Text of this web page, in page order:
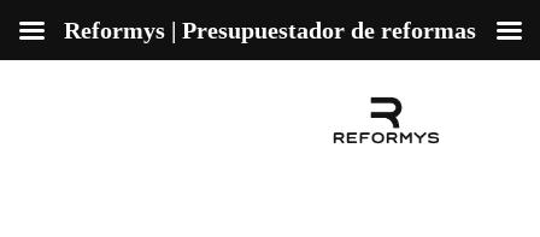
Reformys | Presupuestador de reformas